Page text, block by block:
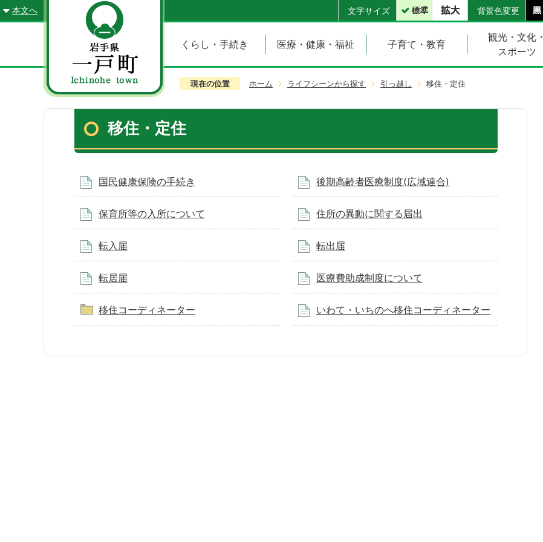
本文へ 文字サイズ 背景色変更
くらし・手続き 医療・健康・福祉 子育て・教育
観光・文化・
スポーツ
現在の位置 ホーム ライフシーンから探す 引っ越し 移住・定住
移住・定住
国民健康保険の手続き 後期高齢者医療制度(広域連合)
保育所等の入所について 住所の異動に関する届出
転入届 転出届
転居届 医療費助成制度について
移住コーディネーター いわて・いちのへ移住コーディネーター